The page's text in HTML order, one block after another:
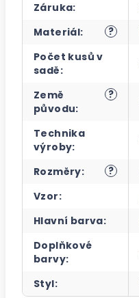
Záruka:
?
Materiál:
Počet kusů v
sadě:
?
Země
původu:
Technika
výroby:
?
Rozměry:
Vzor:
Hlavní barva:
Doplňkové
barvy:
Styl: